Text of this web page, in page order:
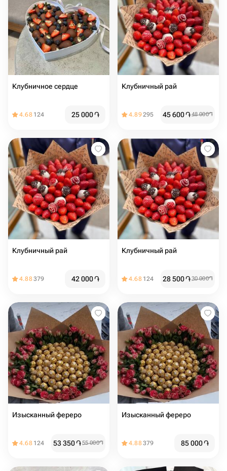
Клубничное сердце
4.68 124 25 000֏
Клубничный рай
4.89295 45 600֏48 000֏
Клубничный рай
4.88379 42 000֏
Клубничный рай
4.68 124 28 500֏30 000֏
Изысканный фереро
4.68 124 53 350֏55 000֏
Изысканный фереро
4.88379 85 000֏